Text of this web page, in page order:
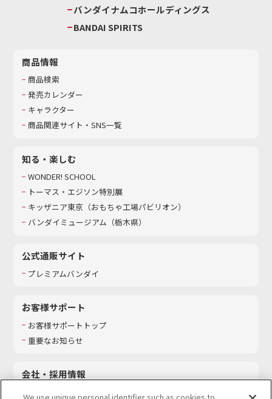
バンダイナムコホールディングス
BANDAI SPIRITS
商品情報
商品検索
発売カレンダー
キャラクター
商品関連サイト・SNS一覧
知る・楽しむ
WONDER! SCHOOL
トーマス・エジソン特別展
キッザニア東京（おもちゃ工場パビリオン）​
バンダイミュージアム（栃木県）
公式通販サイト
プレミアムバンダイ
お客様サポート
お客様サポートトップ
重要なお知らせ
会社・採用情報